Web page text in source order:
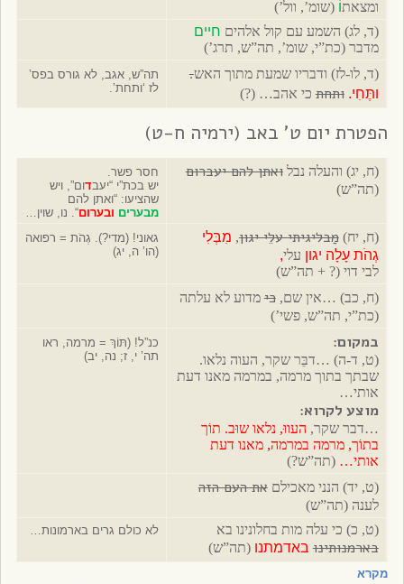
ומצאתוֹ (שומ’, וול’)
(ד, לג) השמע עם קול אלהים חיים
מדבר (כת”י, שומ’, תה”ש, תרג’)
(ד, לו-לז) ודבריו שמעת מתוך האש.
ותֶּחִי.ותחתכי אהב… (?)
תה”ש, אגב, לא גורס בפס’
לז ‘ותחת’.
הפטרת יום ט’ באב (ירמיה ח-ט)
(ח, יג) והעלה נבלואתן להם יעברום
(תה”ש)
חסר פשר.
יש בכת”י “יעבדום”, ויש
שהציעו: “ואתן להם
מבערים ובערום“. נו, שוין…
(ח, יח)מַבליגיתי עלֵי יגון, מִבְּלִי
גְהֹת עָלָה יגון עלי,
לבי דוי (? + תה”ש)
גאוני! (מדי?). גְהֹת = רפואה
(הו’ ה, יג)
(ח, כב) …אין שם,כימדוע לא עלתה
(כת”י, תה”ש, פשי’)
במקום:
(ט, ד-ה) …דבֵּר שקר, העוה נלאו.
שבתך בתוך מרמה, במרמה מאנו דעת
אותי…
מוצע לקרוא:
…דבר שקר, העווּ, נלאו שוּב. תוֹך
בתוֹך, מרמה במרמה, מאנו דעת
אותי…(תה”ש?)
כנ”ל! (תּוֹךְ = מרמה, ראו
תה’ י, ז; נה, יב)
(ט, יד) הנני מאכילםאת העם הזה
לענה (תה”ש)
(ט, כ) כי עלה מות בחלונינו בא
בארמנותינו באדמתנו(תה”ש)
לא כולם גרים בארמונות…
מקרא